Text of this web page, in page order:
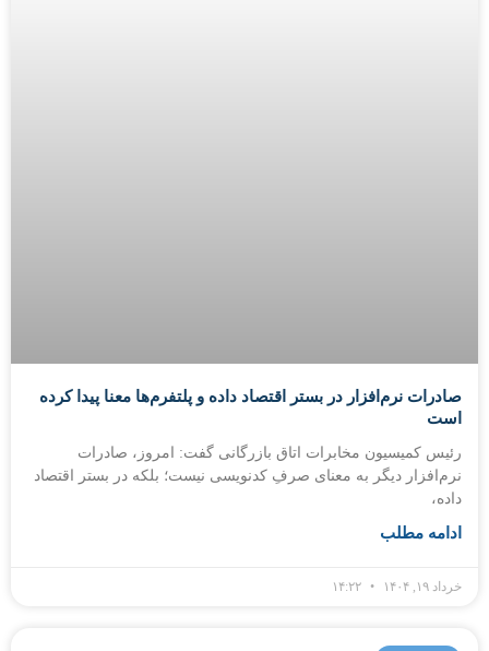
صادرات نرم‌افزار در بستر اقتصاد داده و پلتفرم‌ها معنا پیدا کرده
است
رئیس کمیسیون مخابرات اتاق بازرگانی گفت: امروز، صادرات
نرم‌افزار دیگر به معنای صرفِ کدنویسی نیست؛ بلکه در بستر اقتصاد
داده،
ادامه مطلب
خرداد ۱۹, ۱۴۰۴